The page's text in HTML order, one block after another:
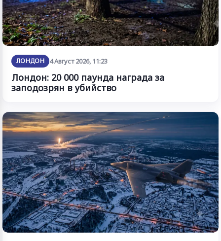
ЛОНДОН 4 Август 2026, 11:23
Лондон: 20 000 паунда награда за
заподозрян в убийство